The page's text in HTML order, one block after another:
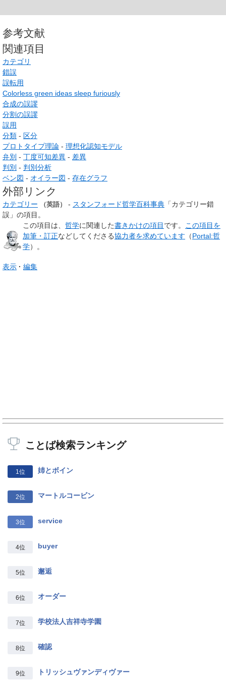
参考文献
関連項目
カテゴリ
錯誤
誤転用
Colorless green ideas sleep furiously
合成の誤謬
分割の誤謬
誤用
分類 - 区分
プロトタイプ理論 - 理想化認知モデル
弁別 - 丁度可知差異 - 差異
判別 - 判別分析
ベン図 - オイラー図 - 存在グラフ
外部リンク
カテゴリー （英語） - スタンフォード哲学百科事典 「カテゴリー錯
誤」の項目。
この項目は、 哲学に関連した書きかけの項目 です。
この項目を
加筆・訂正などしてくださる協力者を求めています （Portal:哲
学）。
表示 編集
ことば検索ランキング
1位 姉とボイン
2位 マートルコービン
3位 service
4位 buyer
5位 邂逅
6位 オーダー
7位 学校法人吉祥寺学園
8位 確認
9位 トリッシュヴァンディヴァー